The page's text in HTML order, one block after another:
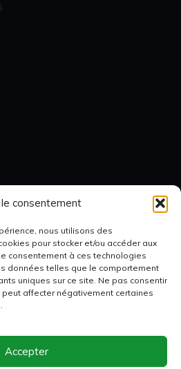
consentement
nous utilisons des
pour stocker et/ou accéder aux
consentement à ces technologies
données telles que le comportement
uniques sur ce site. Ne pas consentir
affecter négativement certaines
Accepter